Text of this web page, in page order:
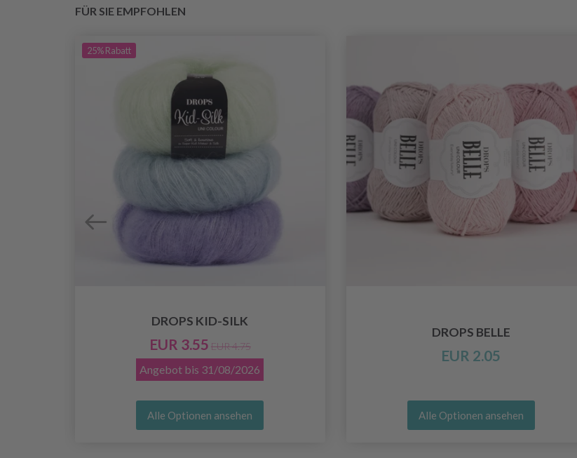
FÜR SIE EMPFOHLEN
25%Rabatt
DROPS KID-SILK
EUR 3.55 EUR 4.75
Angebot bis 31/08/2026
Alle Optionen ansehen
DROPS BELLE
EUR 2.05
Alle Optionen ansehen